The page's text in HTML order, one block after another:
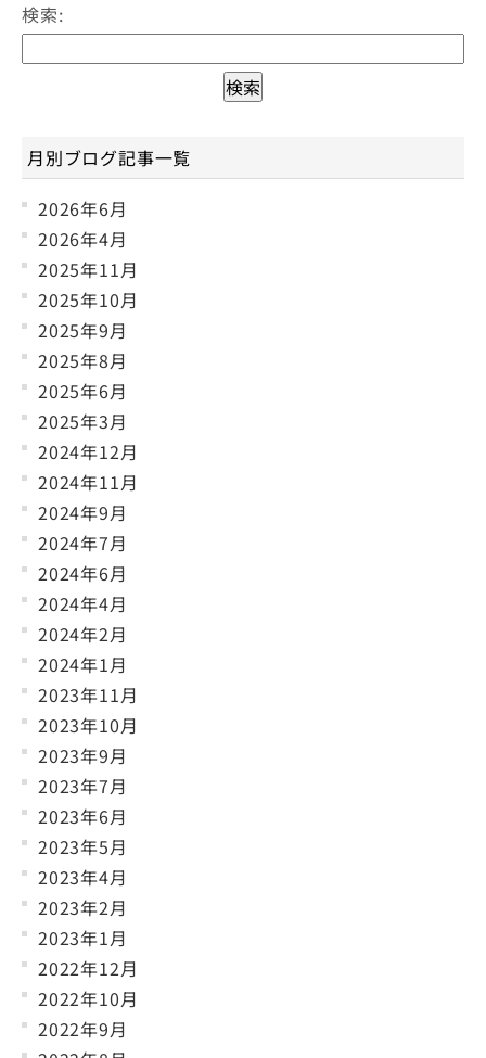
検索:
月別ブログ記事一覧
2026年6月
2026年4月
2025年11月
2025年10月
2025年9月
2025年8月
2025年6月
2025年3月
2024年12月
2024年11月
2024年9月
2024年7月
2024年6月
2024年4月
2024年2月
2024年1月
2023年11月
2023年10月
2023年9月
2023年7月
2023年6月
2023年5月
2023年4月
2023年2月
2023年1月
2022年12月
2022年10月
2022年9月